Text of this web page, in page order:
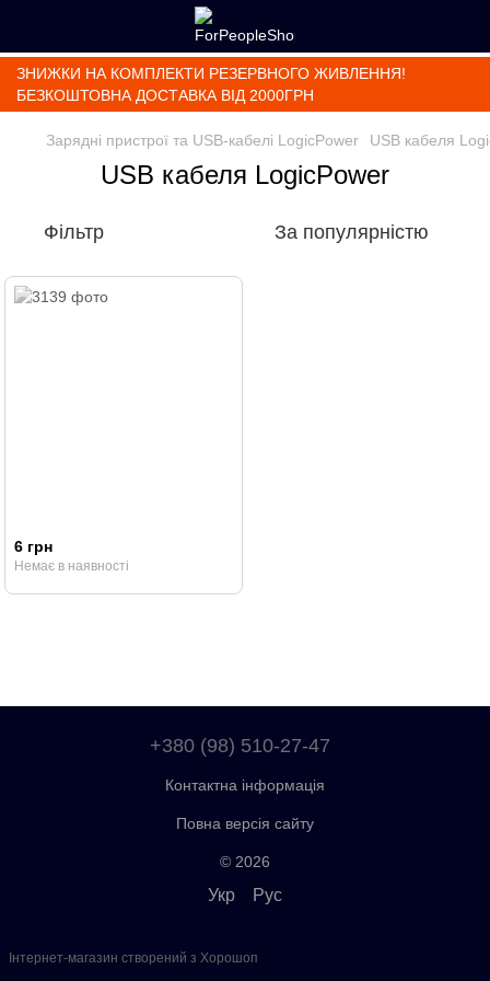
ЗНИЖКИ НА КОМПЛЕКТИ РЕЗЕРВНОГО ЖИВЛЕННЯ!
БЕЗКОШТОВНА ДОСТАВКА ВІД 2000ГРН
Зарядні пристрої та USB-кабелі LogicPower USB кабеля
USB кабеля LogicPower
Фільтр За популярністю
6 грн
Немає в наявності
+380 (98) 510-27-47
Контактна інформація
Повна версія сайту
© 2026
Укр Рус
Інтернет-магазин створений з Хорошоп